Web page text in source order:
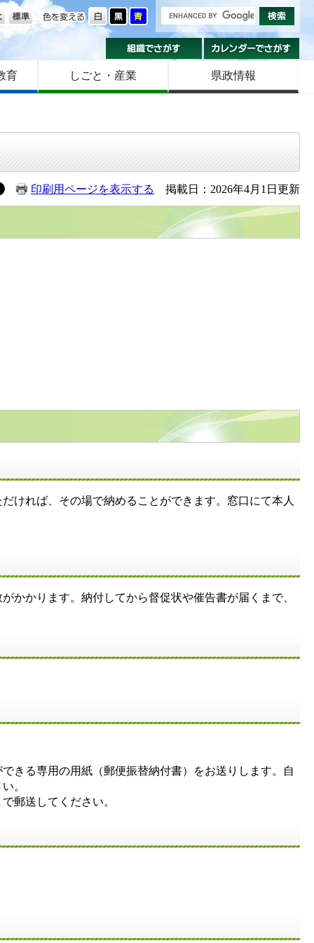
色を変える
大きさ
組織でさがす
育 しごと・産業 県政情報
印刷用ページを表示する 掲載日：2026年4月1日更新
ければ、その場で納めることができます。窓口にて本人
かります。納付してから督促状や催告書が届くまで、
きる専用の用紙（郵便振替納付書）をお送りします。自
。
で郵送してください。